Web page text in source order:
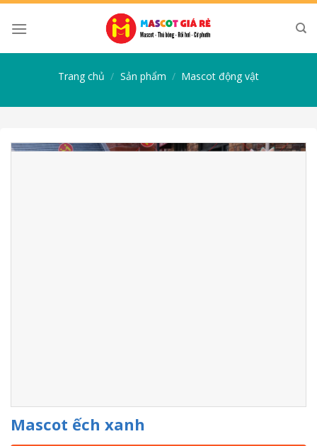
Skip
Trang chủ / Sản phẩm / Mascot động vật
Mascot ếch xanh